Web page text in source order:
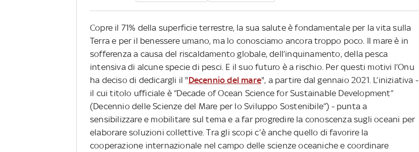
Copre il 71% della superficie terrestre, la sua salute è fondamentale per la vita sulla
Terra e per il benessere umano, ma lo conosciamo ancora troppo poco. Il mare è in
sofferenza a causa del riscaldamento globale, dell’inquinamento, della pesca
intensiva di alcune specie di pesci. E il suo futuro è a rischio. Per questi motivi l’Onu
ha deciso di dedicargli il "Decennio del mare", a partire dal gennaio 2021. L’iniziativa -
il cui titolo ufficiale è “Decade of Ocean Science for Sustainable Development”
(Decennio delle Scienze del Mare per lo Sviluppo Sostenibile”) - punta a
sensibilizzare e mobilitare sul tema e a far progredire la conoscenza sugli oceani per
elaborare soluzioni collettive. Tra gli scopi c’è anche quello di favorire la
cooperazione internazionale nel campo delle scienze oceaniche e coordinare